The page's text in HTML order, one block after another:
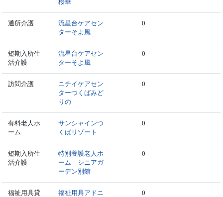
桜華
通所介護
流星台ケアセン
ターそよ風
0
短期入所生
活介護
流星台ケアセン
ターそよ風
0
訪問介護
ニチイケアセン
ターつくばみど
りの
0
有料老人ホ
ーム
サンシャインつ
くばリゾート
0
短期入所生
活介護
特別養護老人ホ
ーム シニアガ
ーデン別館
0
福祉用具貸
福祉用具アドニ
0